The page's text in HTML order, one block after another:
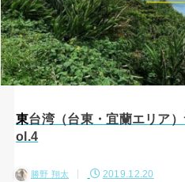
東台湾（台東・宜蘭エリア）サーフトリップレポートV
ol.4
勝野 翔太 2019.12.20